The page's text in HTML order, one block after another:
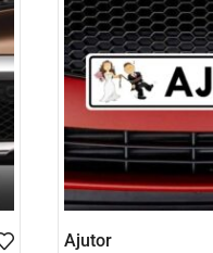
Ajutor